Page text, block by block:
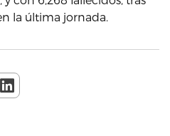
la última jornada.